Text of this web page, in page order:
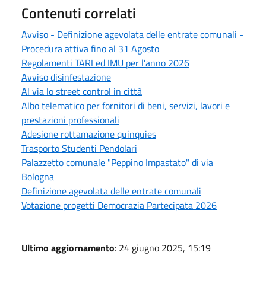
Contenuti correlati
Avviso - Definizione agevolata delle entrate comunali -
Procedura attiva fino al 31 Agosto
Regolamenti TARI ed IMU per l'anno 2026
Avviso disinfestazione
Al via lo street control in città
Albo telematico per fornitori di beni, servizi, lavori e
prestazioni professionali
Adesione rottamazione quinquies
Trasporto Studenti Pendolari
Palazzetto comunale "Peppino Impastato" di via
Bologna
Definizione agevolata delle entrate comunali
Votazione progetti Democrazia Partecipata 2026
Ultimo aggiornamento: 24 giugno 2025, 15:19